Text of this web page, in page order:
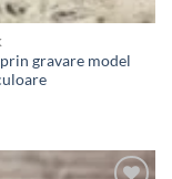
gravare model